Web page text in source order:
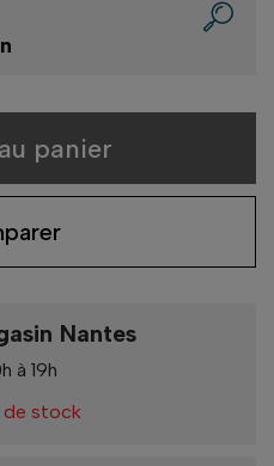
panier
Nantes
à 19h
de stock